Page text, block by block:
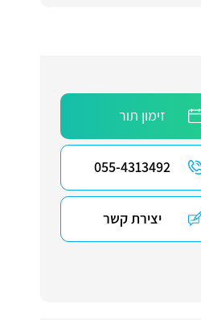
זימון תור
055-4313492
יצירת קשר